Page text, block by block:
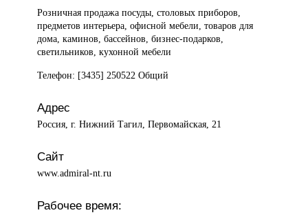
Розничная продажапосуды, столовых приборов,
предметов интерьера, офисной мебели, товаров для
дома, каминов, бассейнов, бизнес-подарков,
светильников, кухонной мебели
Телефон: [3435] 250522 Общий
Адрес
Россия, г. Нижний Тагил, Первомайская, 21
Сайт
www.admiral-nt.ru
Рабочее время: